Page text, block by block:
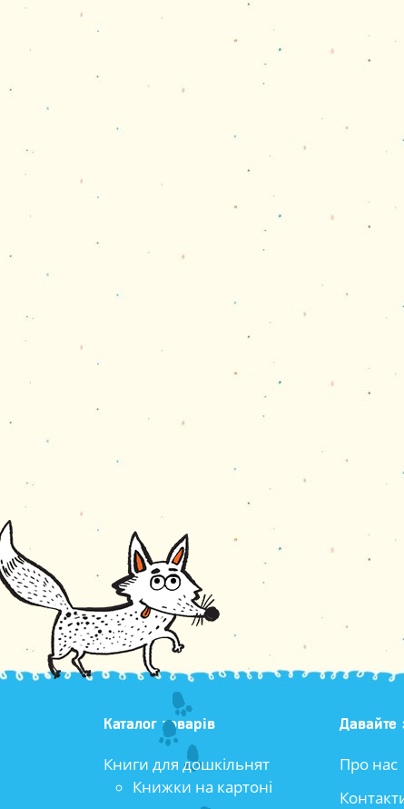
Каталог товарів
Книги для дошкільнят
Книжки на картоні
Давайте
Про нас